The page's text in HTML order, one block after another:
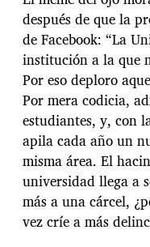
después de que la
de Facebook: “La
institución a la que
Por eso deploro
Por mera codicia,
estudiantes, y, con
apila cada año un
misma área. El
universidad llega a
más a una cárcel,
vez críe a más